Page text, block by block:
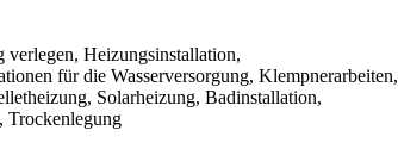
verlegen, Heizungsinstallation,
für die Wasserversorgung, Klempnerarbeiten,
Solarheizung, Badinstallation,
Trockenlegung